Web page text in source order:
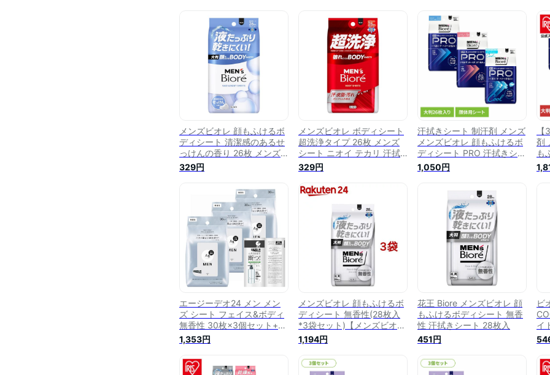
メンズビオレ 顔もふけるボ
ディシート 清潔感のあるせ
っけんの香り 26枚 メンズ
シート ニオイ テカリ 汗拭
き 皮脂 汗 制汗剤 デオドラ
329円
メンズビオレ ボディシート
超洗浄タイプ 26枚 メンズ
シート ニオイ テカリ 汗拭
き 皮脂 汗 制汗剤 デオドラ
ント
329円
汗拭きシート 制汗剤 メンズ
メンズビオレ 顔もふけるボ
ディシート PRO 汗拭きシー
ト シート ボディシート 脇
汗 男性 男性制汗剤 PRO 消
トサボンの香り フルーティ
ーベリーの香り クールタイ
プ/アイスサボンの香り
1,050円
剤
も
汗
シ
エージーデオ24 メン メン
ズ シート フェイス&ボディ
無香性 30枚×3個セット+サ
ンプル ニオイ テカリ 汗拭
き 全身 フェイス 加齢臭 皮
脂 汗 制汗剤 デオドラント
男
1,353円
メンズビオレ 顔もふけるボ
ディシート 無香性(28枚入
*3袋セット)【メンズビオ
レ】[メンズ 男性用 顔 ボデ
ィ シート 汗拭き 夏]
1,194円
花王 Biore メンズビオレ 顔
もふけるボディシート 無香
性 汗拭きシート 28枚入
451円
ビ
イ
オ
デ